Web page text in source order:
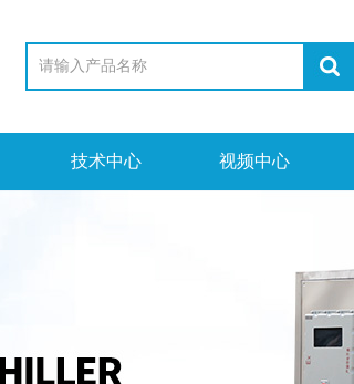
技术中心 视频中心